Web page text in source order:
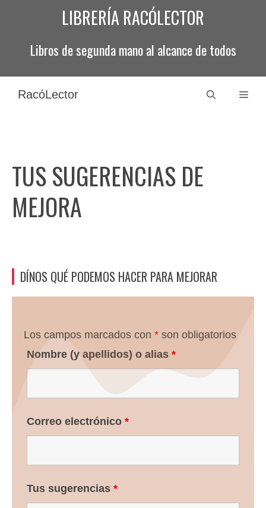
LIBRERÍA RACÓLECTOR
Libros de segunda mano al alcance de todos
RacóLector
TUS SUGERENCIAS DE
MEJORA
DÍNOS QUÉ PODEMOS HACER PARA MEJORAR
Los campos marcados con * son obligatorios
Nombre (y apellidos) o alias *
Correo electrónico *
Tus sugerencias *